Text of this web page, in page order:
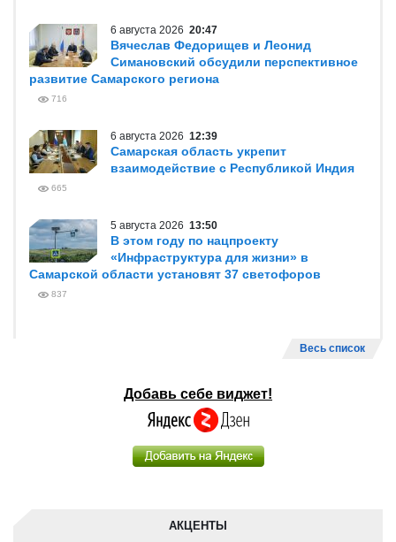
6 августа 2026 20:47
Вячеслав Федорищев и Леонид
Симановский обсудили перспективное
развитие Самарского региона
716
6 августа 2026 12:39
Самарская область укрепит
взаимодействие с Республикой Индия
665
5 августа 2026 13:50
В этом году по нацпроекту
«Инфраструктура для жизни» в
Самарской области установят 37 светофоров
837
Весь список
Добавь себе виджет!
АКЦЕНТЫ